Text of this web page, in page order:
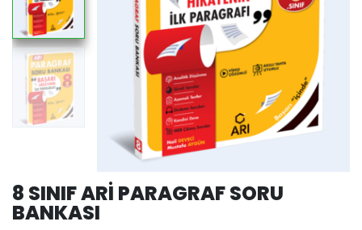
8 SINIF ARI PARAGRAF SORU
BANKASI